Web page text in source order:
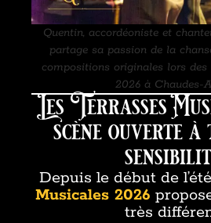
Quentin, accordéoniste et
partage sa passion de la
compositions originales lors des
2026 à Chaudes-
Les Terrasses
scène ouverte
Depuis le début de
Musicales 2026
très